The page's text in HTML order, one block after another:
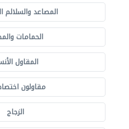
المصاعد والسلالم
الحمامات
المقاول
مقاولون
الزجاج